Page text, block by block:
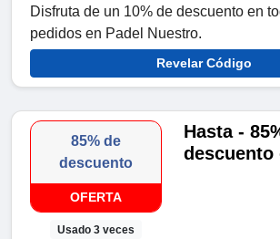
Disfruta de un 10% de descuento en
pedidos en Padel Nuestro.
Revelar Código
85% de
descuento
OFERTA
Usado 3 veces
Hasta -
descuento